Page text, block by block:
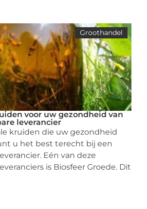
Groothandel
voor uw gezondheid van
leverancier
kruiden die uw gezondheid
u het best terecht bij een
Eén van deze
is Biosfeer Groede. Dit